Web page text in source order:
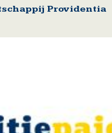
Providentia